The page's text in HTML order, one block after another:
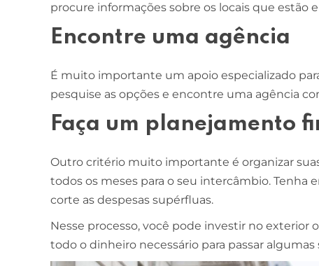
procure informações sobre os locais que estão
Encontre uma agência
É muito importante um apoio especializado
pesquise as opções e encontre uma agência
Faça um planejamento
Outro critério muito importante é organizar
todos os meses para o seu intercâmbio. Tenha
corte as despesas supérfluas.
Nesse processo, você pode investir no exterior
todo o dinheiro necessário para passar algumas